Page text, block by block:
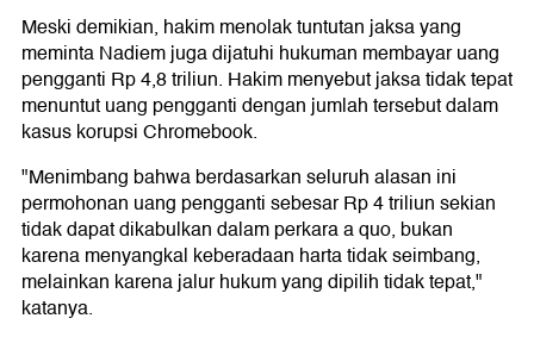
Meski demikian, hakim menolak tuntutan jaksa yang
meminta Nadiem juga dijatuhi hukuman membayar uang
pengganti Rp 4,8 triliun. Hakim menyebut jaksa tidak tepat
menuntut uang pengganti dengan jumlah tersebut dalam
kasus korupsi Chromebook.
"Menimbang bahwa berdasarkan seluruh alasan ini
permohonan uang pengganti sebesar Rp 4 triliun sekian
tidak dapat dikabulkan dalam perkara a quo, bukan
karena menyangkal keberadaan harta tidak seimbang,
melainkan karena jalur hukum yang dipilih tidak tepat,"
katanya.